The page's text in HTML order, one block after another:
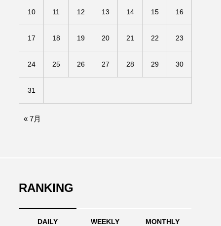
いばしょ
・るみえーる
いでくださいな
Cafe‐Nanana no Moe
ふたりの魔女
みなとっちラジオ！
10 11 12 13 14 15 16
17 18 19 20 21 22 23
24 25 26 27 28 29 30
31
« 7月
RANKING
DAILY WEEKLY MONTHLY